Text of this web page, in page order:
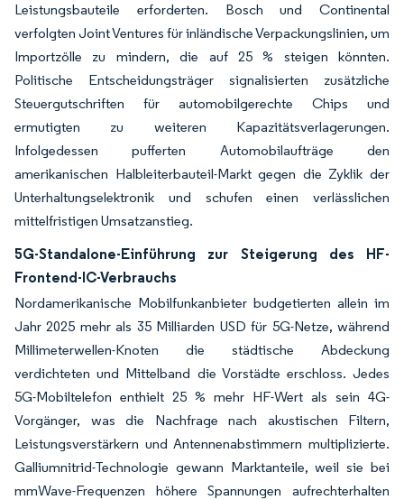
Leistungsbauteile erforderten. Bosch und Continental
verfolgten Joint Ventures für inländische Verpackungslinien, um
Importzölle zu mindern, die auf 25 % steigen könnten.
Politische Entscheidungsträger signalisierten zusätzliche
Steuergutschriften für automobilgerechte Chips und
ermutigten zu weiteren Kapazitätsverlagerungen.
Infolgedessen pufferten Automobilaufträge den
amerikanischen Halbleiterbauteil-Markt gegen die Zyklik der
Unterhaltungselektronik und schufen einen verlässlichen
mittelfristigen Umsatzanstieg.
5G-Standalone-Einführung zur Steigerung des HF-
Frontend-IC-Verbrauchs
Nordamerikanische Mobilfunkanbieter budgetierten allein im
Jahr 2025 mehr als 35 Milliarden USD für 5G-Netze, während
Millimeterwellen-Knoten die städtische Abdeckung
verdichteten und Mittelband die Vorstädte erschloss. Jedes
5G-Mobiltelefon enthielt 25 % mehr HF-Wert als sein 4G-
Vorgänger, was die Nachfrage nach akustischen Filtern,
Leistungsverstärkern und Antennenabstimmern multiplizierte.
Galliumnitrid-Technologie gewann Marktanteile, weil sie bei
mmWave-Frequenzen höhere Spannungen aufrechterhalten